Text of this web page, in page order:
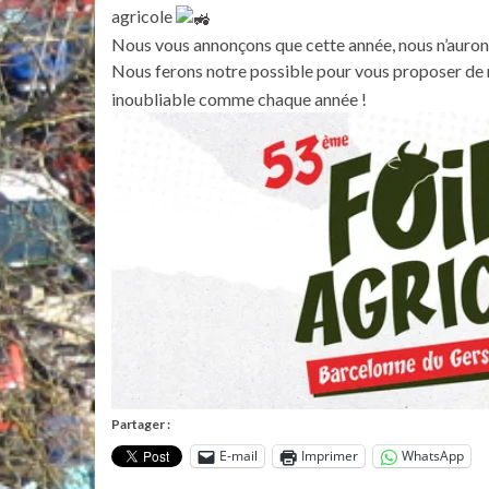
agricole
Nous vous annonçons que cette année, nous
Nous ferons notre possible pour vous proposer
inoubliable comme chaque année !
Partager :
E-mail Imprimer WhatsApp